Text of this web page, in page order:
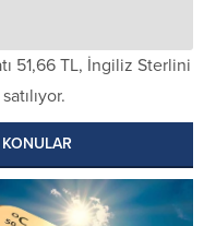
51,66 TL, İngiliz Sterlini